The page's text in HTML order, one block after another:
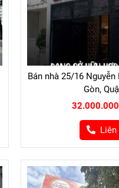
Bán nhà 25/16 Nguyễn
Gòn,
Liên